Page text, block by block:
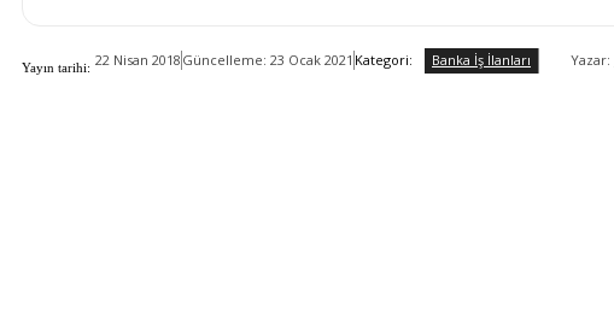
Yayın tarihi: 22 Nisan 2018 Güncelleme: 23 Ocak 2021 Kategori: Banka İş İlanları Yazar: